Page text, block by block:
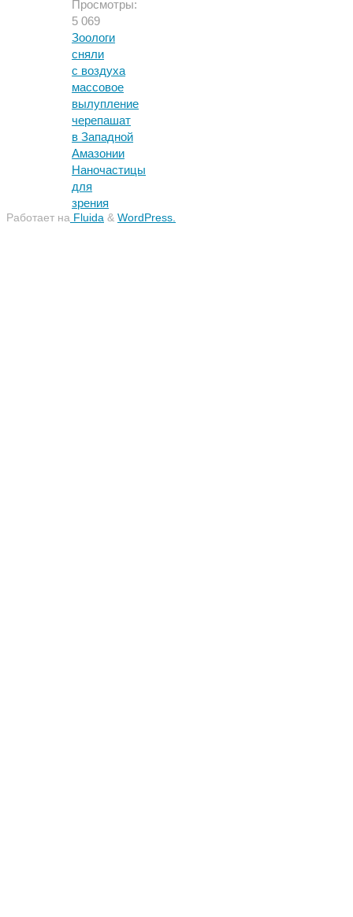
Просмотры:
5 069
Зоологи
сняли
с воздуха
массовое
вылупление
черепашат
в Западной
Амазонии
Наночастицы
для
зрения
Работает на Fluida & WordPress.